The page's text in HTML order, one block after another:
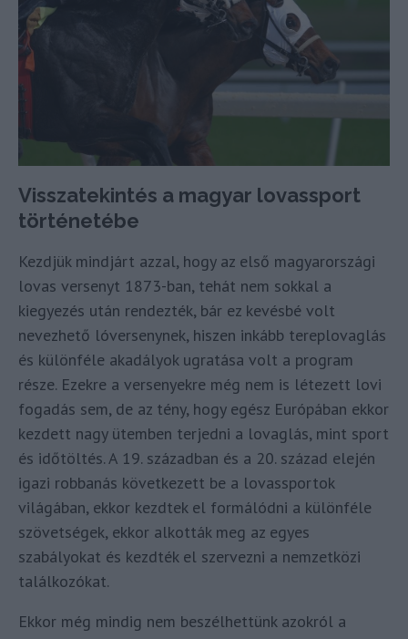
Visszatekintés a magyar lovassport
történetébe
Kezdjük mindjárt azzal, hogy az első magyarországi
lovas versenyt 1873-ban, tehát nem sokkal a
kiegyezés után rendezték, bár ez kevésbé volt
nevezhető lóversenynek, hiszen inkább tereplovaglás
és különféle akadályok ugratása volt a program
része. Ezekre a versenyekre még nem is létezett lovi
fogadás sem, de az tény, hogy egész Európában ekkor
kezdett nagy ütemben terjedni a lovaglás, mint sport
és időtöltés. A 19. században és a 20. század elején
igazi robbanás következett be a lovassportok
világában, ekkor kezdtek el formálódni a különféle
szövetségek, ekkor alkották meg az egyes
szabályokat és kezdték el szervezni a nemzetközi
találkozókat.
Ekkor még mindig nem beszélhettünk azokról a